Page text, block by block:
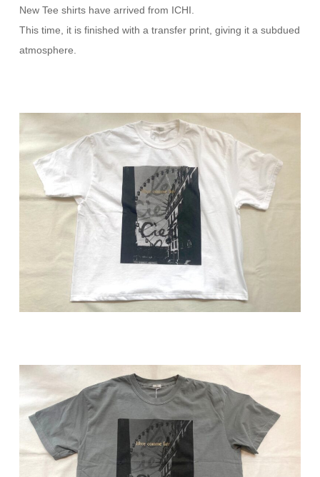
New Tee shirts have arrived from ICHI.
This time, it is finished with a transfer print, giving it a subdued
atmosphere.